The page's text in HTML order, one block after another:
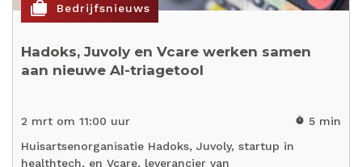
cases Bedrijfsnieuws
Hadoks, Juvoly en Vcare werken samen
aan nieuwe AI-triagetool
2 mrt om 11:00 uur timer 5 min
Huisartsenorganisatie Hadoks, Juvoly, startup in
healthtech, en Vcare, leverancier van